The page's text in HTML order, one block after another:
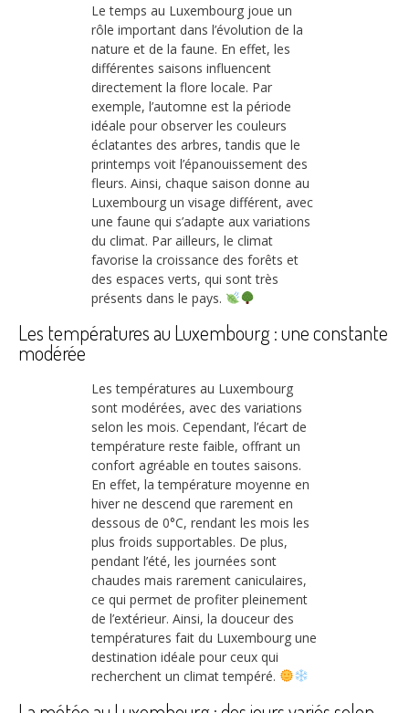
Le temps au Luxembourg joue un
rôle important dans l’évolution de la
nature et de la faune. En effet, les
différentes saisons influencent
directement la flore locale. Par
exemple, l’automne est la période
idéale pour observer les couleurs
éclatantes des arbres, tandis que le
printemps voit l’épanouissement des
fleurs. Ainsi, chaque saison donne au
Luxembourg un visage différent, avec
une faune qui s’adapte aux variations
du climat. Par ailleurs, le climat
favorise la croissance des forêts et
des espaces verts, qui sont très
présents dans le pays.
Les températures au Luxembourg : une constante
modérée
Les températures au Luxembourg
sont modérées, avec des variations
selon les mois. Cependant, l’écart de
température reste faible, offrant un
confort agréable en toutes saisons.
En effet, la température moyenne en
hiver ne descend que rarement en
dessous de 0°C, rendant les mois les
plus froids supportables. De plus,
pendant l’été, les journées sont
chaudes mais rarement caniculaires,
ce qui permet de profiter pleinement
de l’extérieur. Ainsi, la douceur des
températures fait du Luxembourg une
destination idéale pour ceux qui
recherchent un climat tempéré.